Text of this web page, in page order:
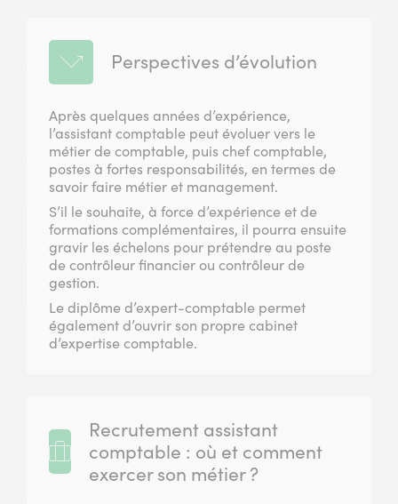
Perspectives d’évolution
Après quelques années d’expérience,
l’assistant comptable peut évoluer vers le
métier de comptable, puis chef comptable,
postes à fortes responsabilités, en termes de
savoir faire métier et management.
S’il le souhaite, à force d’expérience et de
formations complémentaires, il pourra ensuite
gravir les échelons pour prétendre au poste
de contrôleur financier ou contrôleur de
gestion.
Le diplôme d’expert-comptable permet
également d’ouvrir son propre cabinet
d’expertise comptable.
Recrutement assistant
comptable : où et comment
exercer son métier ?